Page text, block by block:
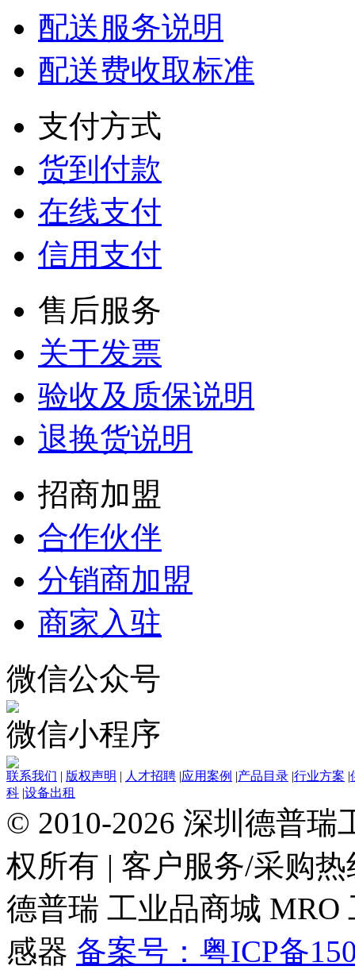
配送服务说明
配送费收取标准
支付方式
货到付款
在线支付
信用支付
售后服务
关于发票
验收及质保说明
退换货说明
招商加盟
合作伙伴
分销商加盟
商家入驻
微信公众号
微信小程序
联系我们 | 版权声明 | 人才招聘 |应用案例 |产品目录 |行业方案 |
科 |设备出租
© 2010-2026 深圳德普瑞
权所有 | 客户服务/采购热
德普瑞 工业品商城 MRO
感器 备案号：粤ICP备